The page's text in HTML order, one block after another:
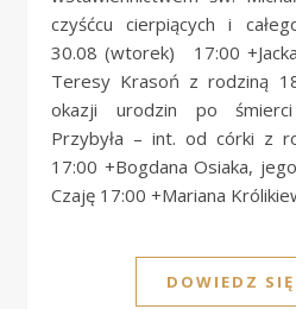
czyśćcu cierpiących i
30.08 (wtorek) 17:00
Teresy Krasoń z rodziną
okazji urodzin po
Przybyła – int. od córki z
17:00 +Bogdana Osiaka,
Czaję 17:00 +Mariana
DOWIEDZ SIĘ